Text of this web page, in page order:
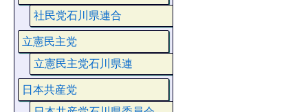
社民党石川県連合
立憲民主党
立憲民主党石川県連
日本共産党